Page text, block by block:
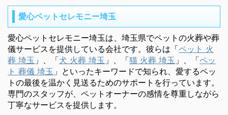
愛心ペットセレモニー埼玉
愛心ペットセレモニー埼玉は、埼玉県でペットの火葬や葬
儀サービスを提供している会社です。彼らは「ペット 火
葬 埼玉 」、「犬 火葬 埼玉 」、「猫 火葬 埼玉 」、「ペッ
ト 葬儀 埼玉 」といったキーワードで知られ、愛するペッ
トの最後を温かく見送るためのサポートを行っています。
専門のスタッフが、ペットオーナーの感情を尊重しながら
丁寧なサービスを提供します。